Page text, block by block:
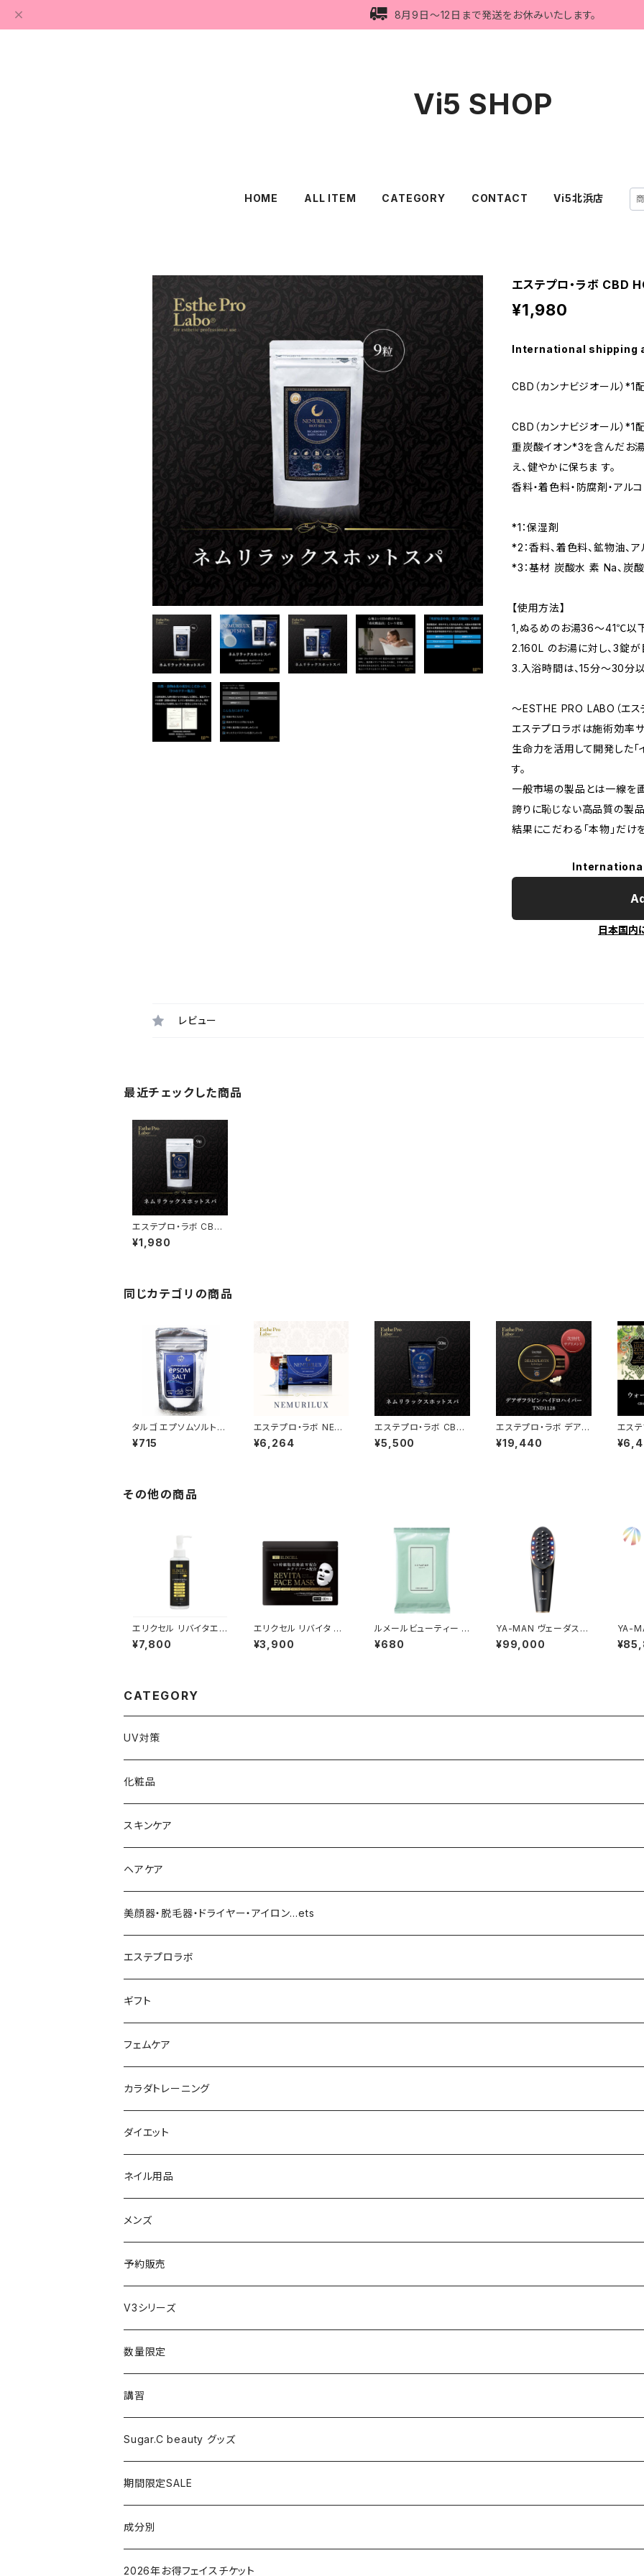
8月9日〜12日まで発送をお休みいたします。
Vi5 SHOP
HOME ALL ITEM CATEGORY CONTACT Vi5北浜店
エステプロ・ラボ CBD
¥1,980
International shipping
CBD（カンナビジオール）
CBD（カンナビジオール）
重炭酸イオン*3を含んだお
え、健やかに保ちま す。
香料・着色料・防腐剤・アル
*1：保湿剤
*2：香料、着色料、鉱物油、
*3：基材 炭酸水 素 Na、炭
【使用方法】
1,ぬるめのお湯36～41℃以
2.160L のお湯に対し、3錠が
3.入浴時間は、15分～30分
～ESTHE PRO LABO（エス
エステプロラボは施術効率
生命力を活用して開発した「
す。
一般市場の製品とは一線を画
誇りに恥じない高品質の製
結果にこだわる「本物」だけ
日本国内
レビュー
最近チェックした商品
エステプロ・ラボ CBD
HOT SPA（重炭酸入浴
料）9錠入
¥1,980
同じカテゴリの商品
タルゴ エプソムソルト 1
10g
¥715
エステプロ・ラボ NEM
URILUX（ネムリラック
ス）50ml×10本入
¥6,264
エステプロ・ラボ CBD
HOT SPA（重炭酸入浴
料）30錠入
¥5,500
エステプロ・ラボ デアザ
フラビン ハイドロハイ
パー 20粒入
¥19,440
エス
ザイ
ラン
その他の商品
エリクセル リバイタエッ
センスPro 150ml
¥7,800
エリクセル リバイタ フ
ェイスマスク 40枚
¥3,900
ルメールビューティー フ
ェムケアシート 10枚
¥680
YA-MAN ヴェーダスカ
ルプブラシ
¥99,000
YA-MAN ル
ト for
CATEGORY
UV対策
化粧品
化粧下地
ファンデーション／パウダー
クッションファンデーション
リキッドファンデ
マスカラ／眉毛／アイシャドー
リップ／チーク
アイライナー
日焼け止め
スキンケア
導入化粧水／化粧水
美容液／アイクリーム
クリーム・乳液
クレンジング／洗顔
パック
ボディ＆ハンドクリーム
セット販売
ヘアケア
ヘアシャンプー／トリートメント
つるりんちょ
ヘアケア
スタイリング剤
育毛
コーム
美顔器・脱毛器・ドライヤー・アイロン…ets
MY TREX（マイトレックス）
KINUJO （絹女）
ヤーマン
ダイソン
リュミエリーナ
エレクトロン
ラディアント
コテ／アイロン
美顔器／スチーマー
シャワーヘッド
マッサージ
ドライヤー
脱毛器
クレイツ
エステプロラボ
ファスティング
サプリ・ハーブティー
ギフト
【ギフトチケット】お店で使える
母の日ギフト
【ギフトチケット】オンラインサイトで使える
ギフトセット
フェムケア
洗う（フェミニンウォッシュ）
保湿（オイル・ミルク）
生理・ニオイ・ムレ ケア
インナーケア（乳酸菌・腸内環境サポート・更年期ケア）
カラダトレーニング
リラックスアイテム
ダイエット
サプリ
ドリンク
プロテイン
セット
グッズ
ネイル用品
メンズ
予約販売
V3シリーズ
数量限定
講習
Sugar.C beauty グッズ
期間限定SALE
成分別
ヒアルロン酸
2026年お得フェイスチケット